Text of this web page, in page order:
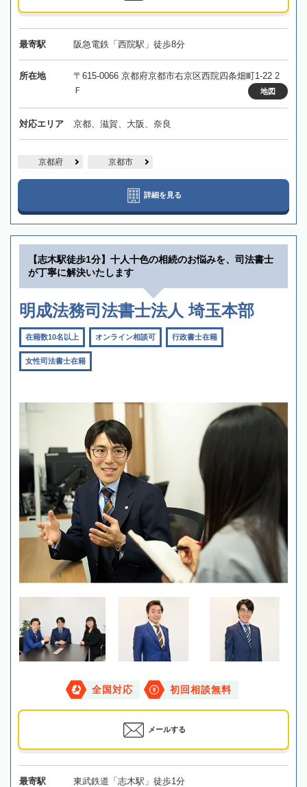
最寄駅 阪急電鉄「西院駅」徒歩8分
所在地
〒615-0066 京都府京都市右京区西院四条畑町1-22 2
Ｆ
地図
対応エリア 京都、滋賀、大阪、奈良
京都府 京都市
詳細を見る
【志木駅徒歩1分】十人十色の相続のお悩みを、司法書士
が丁寧に解決いたします
明成法務司法書士法人 埼玉本部
在籍数10名以上 オンライン相談可 行政書士在籍
女性司法書士在籍
全国対応 初回相談無料
メールする
最寄駅 東武鉄道「志木駅」徒歩1分